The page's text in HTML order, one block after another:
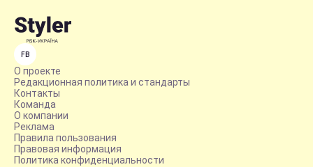
FB
О проекте
Редакционная политика и стандарты
Контакты
Команда
О компании
Реклама
Правила пользования
Правовая информация
Политика конфиденциальности